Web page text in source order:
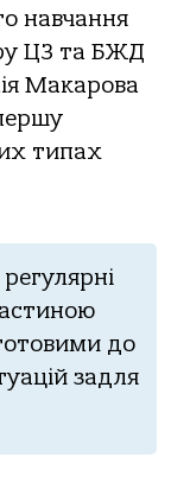
навчання
ЦЗ та БЖД
Макарова
типах
до
задля